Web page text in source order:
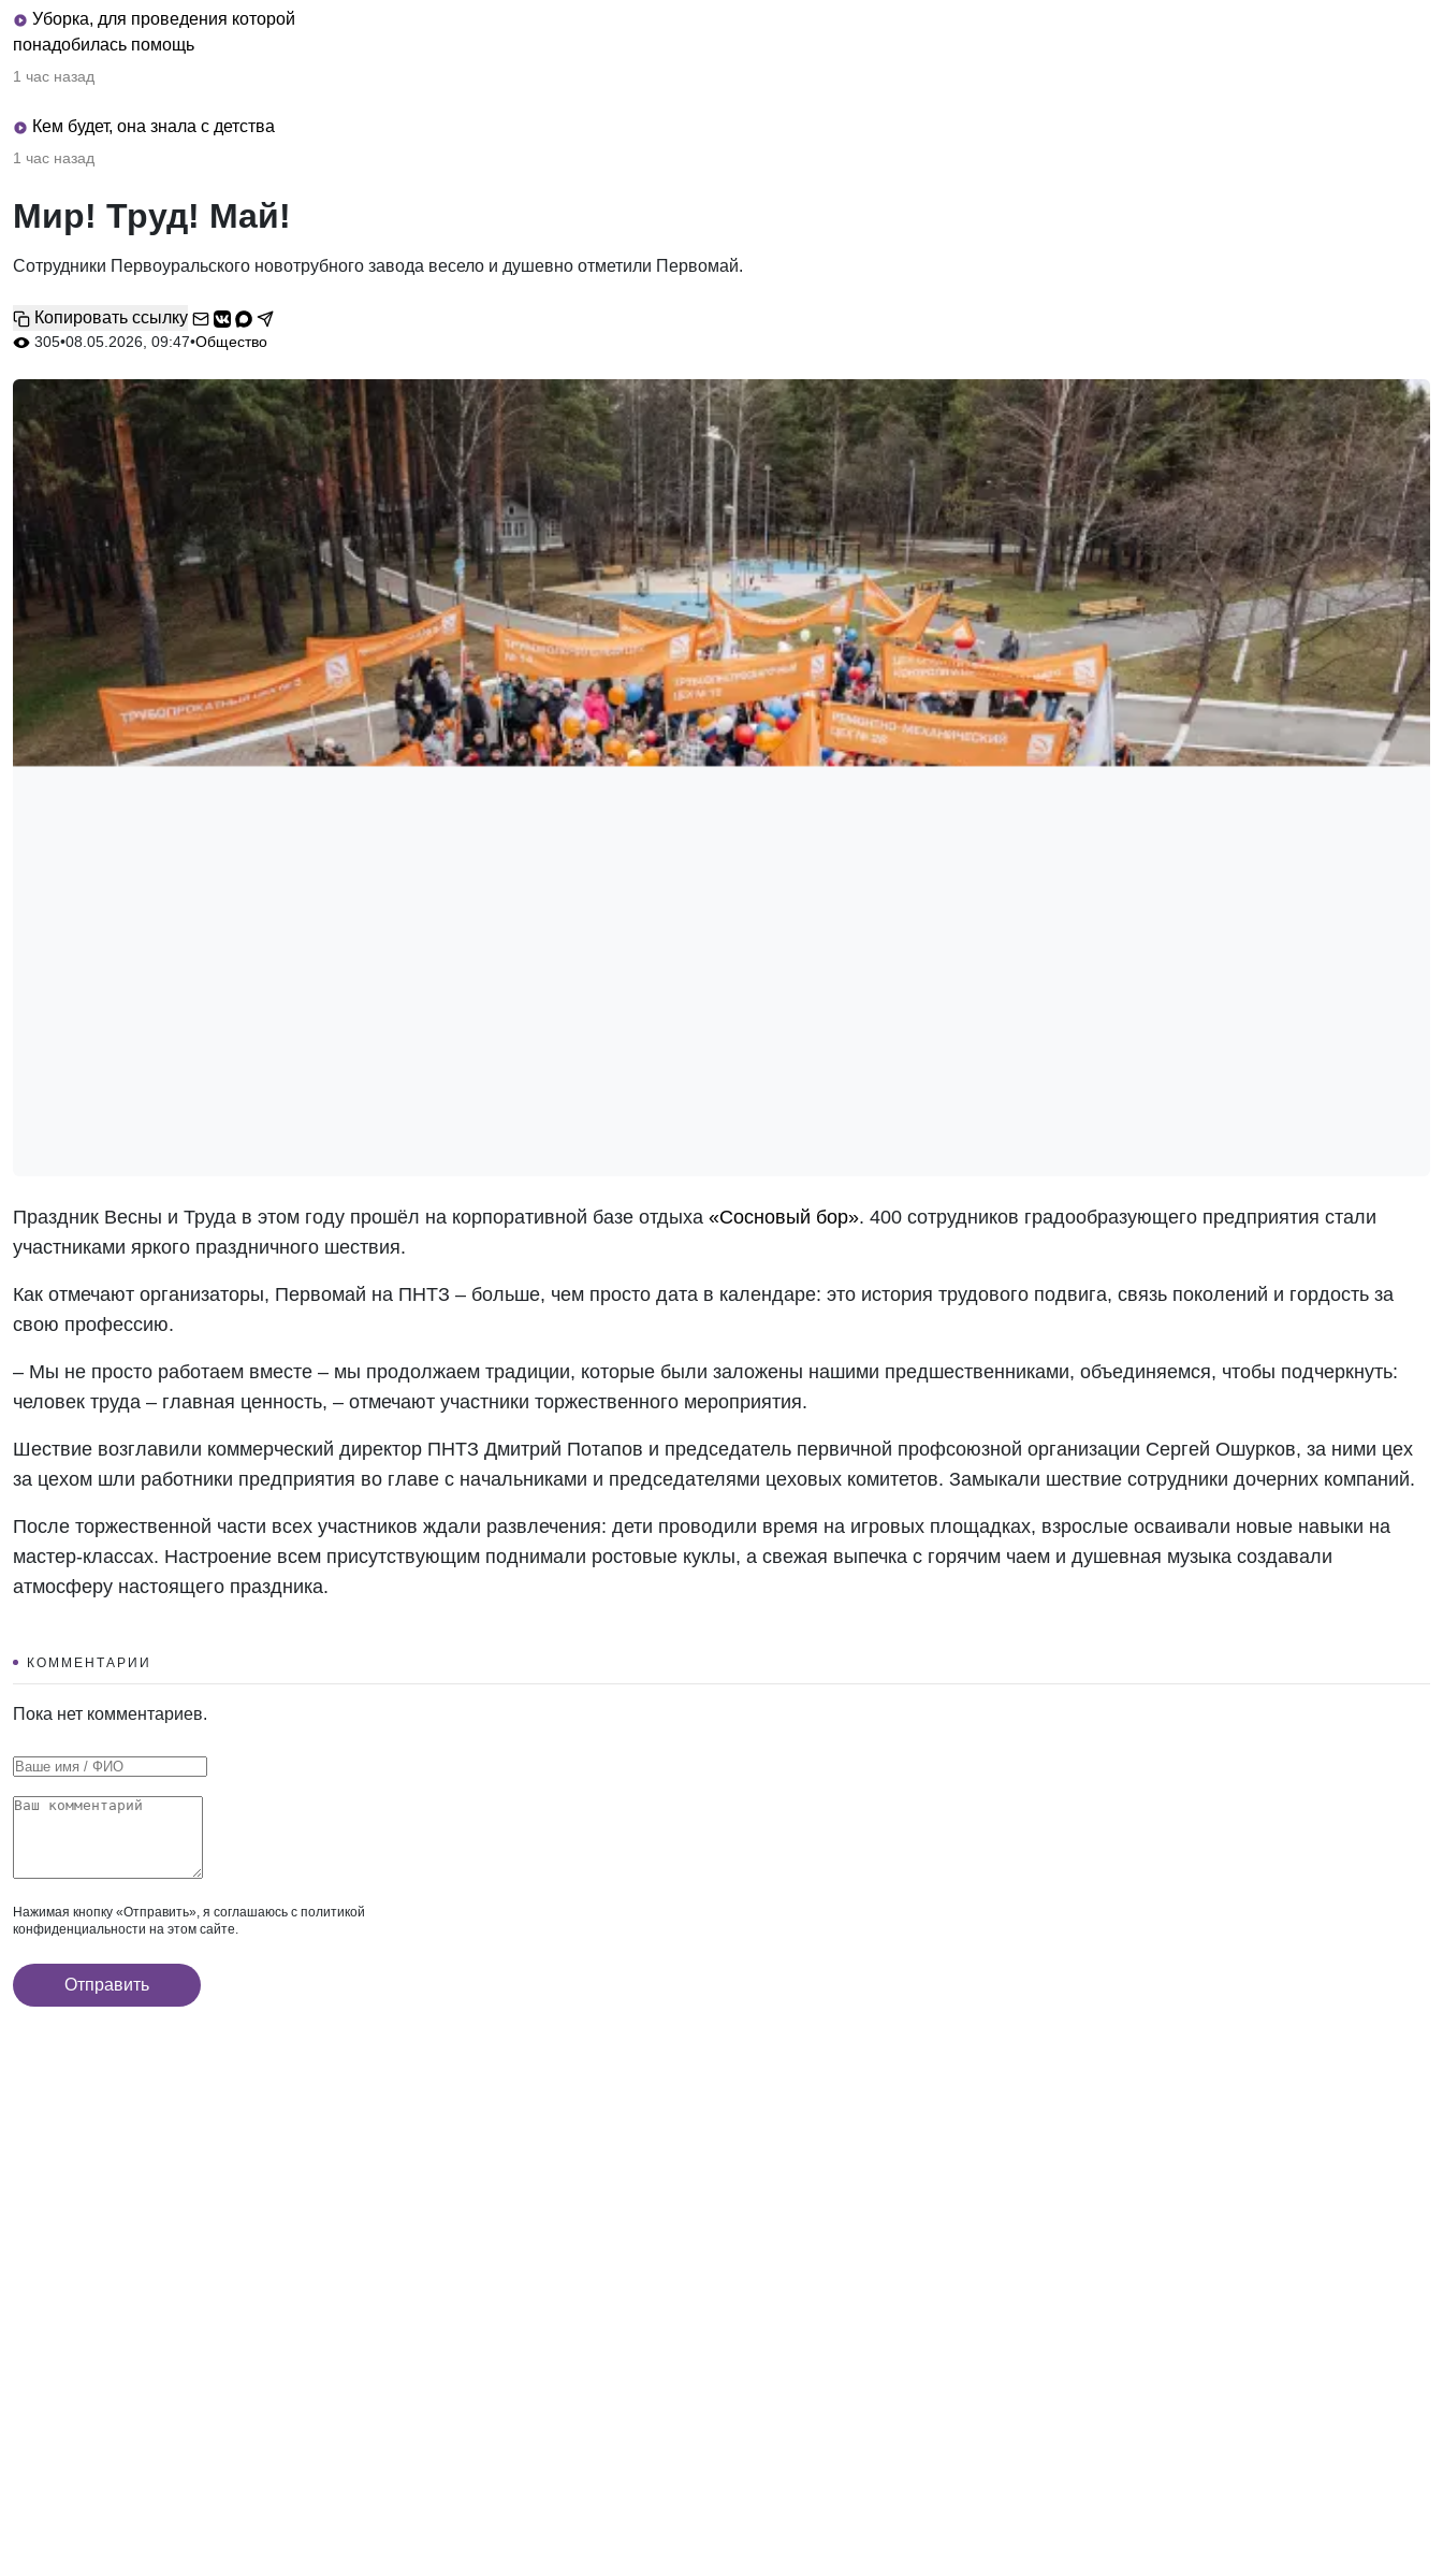
Уборка, для проведения которой
понадобилась помощь
1 час назад
Кем будет, она знала с детства
1 час назад
Мир! Труд! Май!
Сотрудники Первоуральского новотрубного завода весело и душевно отметили Первомай.
Копировать ссылку
305•08.05.2026, 09:47•Общество
Праздник Весны и Труда в этом году прошёл на корпоративной базе отдыха «Сосновый бор». 400 сотрудников градообразующего предприятия стали
участниками яркого праздничного шествия.
Как отмечают организаторы, Первомай на ПНТЗ – больше, чем просто дата в календаре: это история трудового подвига, связь поколений и гордость за
свою профессию.
– Мы не просто работаем вместе – мы продолжаем традиции, которые были заложены нашими предшественниками, объединяемся, чтобы подчеркнуть:
человек труда – главная ценность, – отмечают участники торжественного мероприятия.
Шествие возглавили коммерческий директор ПНТЗ Дмитрий Потапов и председатель первичной профсоюзной организации Сергей Ошурков, за ними цех
за цехом шли работники предприятия во главе с начальниками и председателями цеховых комитетов. Замыкали шествие сотрудники дочерних компаний.
После торжественной части всех участников ждали развлечения: дети проводили время на игровых площадках, взрослые осваивали новые навыки на
мастер‑классах. Настроение всем присутствующим поднимали ростовые куклы, а свежая выпечка с горячим чаем и душевная музыка создавали
атмосферу настоящего праздника.
КОММЕНТАРИИ
Пока нет комментариев.
Нажимая кнопку «Отправить», я соглашаюсь с политикой
конфиденциальности на этом сайте.
Отправить